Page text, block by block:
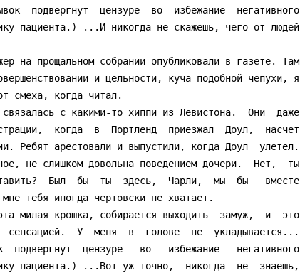
пациента.) ...И никогда не скажешь, чего от людей
и цельности, куча подобной чепухи, я
смеха, когда читал.
когда  в  Портленд  приезжал  Доул,  насчет
Ребят арестовали и выпустили, когда Доул  улетел.
не слишком довольна поведением дочери.  Нет,  ты
Был  бы  ты  здесь,  Чарли,  мы  бы   вместе
тебя иногда чертовски не хватает.
сенсацией.  У  меня  в  голове  не  укладывается...
подвергнут  цензуре   во   избежание   негативного
пациента.) ...Вот уж точно,  никогда  не  знаешь,